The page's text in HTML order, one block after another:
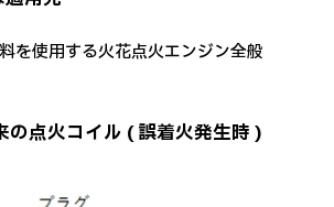
を使用する火花点火エンジン全般
点火コイル ( 誤着火発生時 )